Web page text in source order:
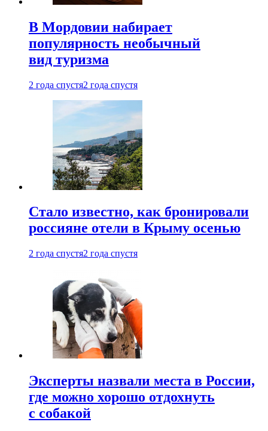
В Мордовии набирает
популярность необычный
вид туризма
2 года спустя2 года спустя
Стало известно, как бронировали
россияне отели в Крыму осенью
2 года спустя2 года спустя
Эксперты назвали места в России,
где можно хорошо отдохнуть
с собакой